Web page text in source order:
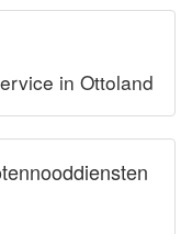
in Ottoland